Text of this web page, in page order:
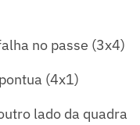
no passe (3x4)
(4x1)
lado da quadra